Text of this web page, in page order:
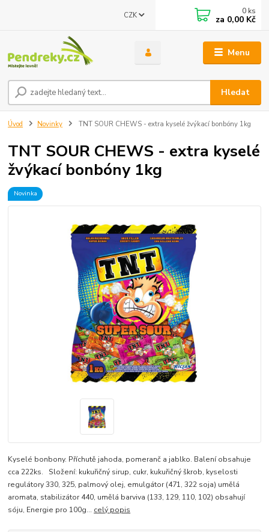
Menu
CZK
Hledat
0 ks
za 0,00 Kč
Úvod Novinky TNT SOUR CHEWS - extra kyselé žvýkací bonbóny 1kg
TNT SOUR CHEWS - extra kyselé
žvýkací bonbóny 1kg
Novinka
Kyselé bonbony. Příchutě jahoda, pomeranč a jablko. Balení obsahuje
cca 222ks. Složení: kukuřičný sirup, cukr, kukuřičný škrob, kyselosti
regulátory 330, 325, palmový olej, emulgátor (471, 322 soja) umělá
aromata, stabilizátor 440, umělá barviva (133, 129, 110, 102) obsahují
sóju, Energie pro 100g... celý popis